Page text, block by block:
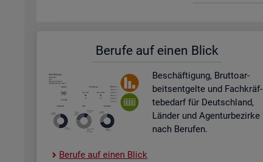
Be­ru­fe auf einen Blick
Be­schäf­ti­gung, Brut­to­ar­
beits­ent­gel­te und Fach­kräf­
te­be­darf für Deutsch­land,
Län­der und Agen­tur­be­zir­ke
nach Be­ru­fen.
Be­ru­fe auf einen Blick